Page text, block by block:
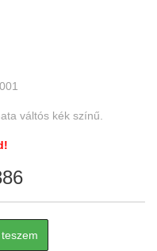
váltós kék színű.